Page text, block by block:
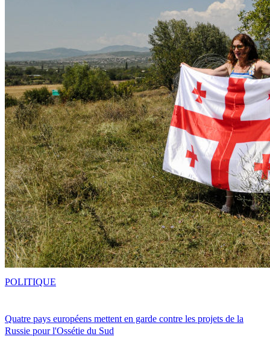
Quatre pays européens mettent en garde contre les projets de la
Russie pour l'Ossétie du Sud
POLITIQUE